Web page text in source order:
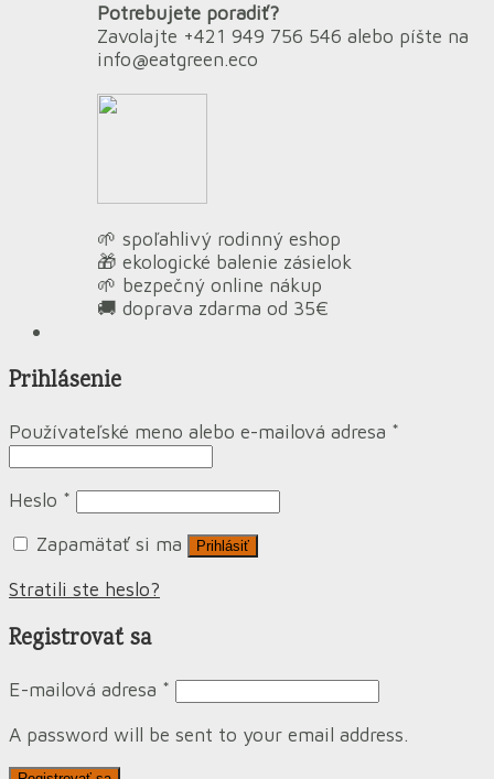
Potrebujete poradiť?
Zavolajte +421 949 756 546 alebo píšte na
info@eatgreen.eco
🌱 spoľahlivý rodinný eshop
🎁 ekologické balenie zásielok
🌱 bezpečný online nákup
🚚 doprava zdarma od 35€
Prihlásenie
Používateľské meno alebo e-mailová adresa *
Heslo *
Zapamätať si ma
Prihlásiť
Stratili ste heslo?
Registrovať sa
E-mailová adresa *
A password will be sent to your email address.